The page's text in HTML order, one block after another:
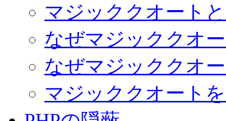
マジッククオート
なぜマジッククオ
なぜマジッククオ
マジッククオート